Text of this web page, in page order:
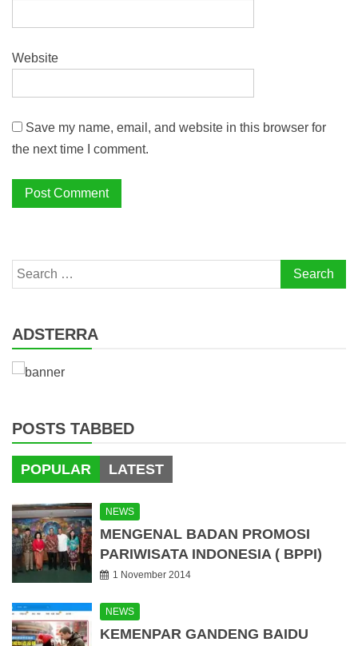
Website
Save my name, email, and website in this browser for
the next time I comment.
Search
for:
ADSTERRA
POSTS TABBED
POPULAR LATEST
NEWS
MENGENAL BADAN PROMOSI
PARIWISATA INDONESIA ( BPPI)
1 November 2014
NEWS
KEMENPAR GANDENG BAIDU